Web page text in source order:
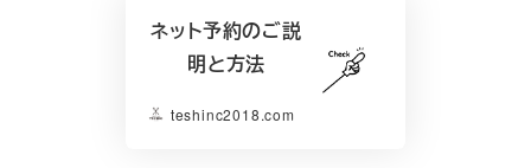
ネット予約のご説
明と方法
teshinc2018.com